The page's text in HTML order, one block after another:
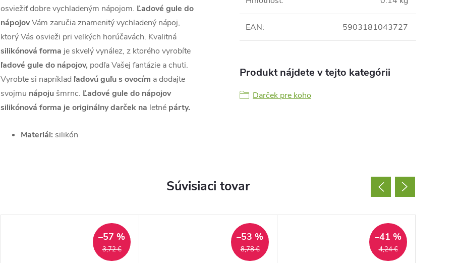
osviežiť dobre vychladeným nápojom. Ľadové gule do
nápojovVám zaručia znamenitý vychladený nápoj,
ktorý Vás osvieži pri veľkých horúčavách. Kvalitná
silikónová forma je skvelý vynález, z ktorého vyrobíte
ľadové gule do nápojov, podľa Vašej fantázie a chuti.
Vyrobte si napríklad ľadovú guľu s ovocím a dodajte
svojmu nápoju šmrnc. Ľadové gule do nápojov
silikónová forma je originálny darček na letné párty.
Materiál: silikón
EAN: 5903181043727
Produkt nájdete v tejto kategórii
Darček pre koho
Súvisiaci tovar
3,72 €
–57 %
8,78 €
–53 %
4,24 €
–41 %